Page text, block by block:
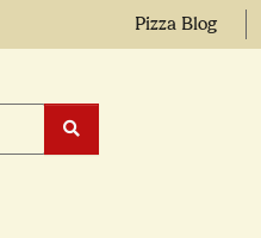
Pizza Blog